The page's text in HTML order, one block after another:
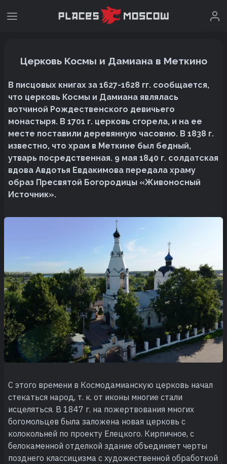
Церковь Космы и Дамиана в Меткино
В писцовых книгах за 1627-1628 гг. сообщается,
что церковь Космы и Дамиана являлась
вотчиной Рождественского девичьего
монастыря. В 1701 г. церковь сгорела, и на ее
месте поставили деревянную часовню. В 1838 г.
известно, что храм в Меткине был бедный,
утварь посредственная. 9 мая 1840 г. солдатская
вдова Авдотья Евдакимова передала храму
образ Пресвятой Богородицы «Живоносный
Источник».
С этого времени в Космодамианскую церковь начал
стекаться народ, т. к. от иконы многие стали
исцеляться. В 1847 г. на пожертвования многих
богомольцев была заложена новая церковь с
колокольней по проекту Елецкого. Кирпичное, с
белокаменной отделкой здание объединяет черты
позднего классицизма с художественной обработкой